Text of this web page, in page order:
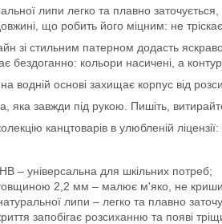
липи легко та плавно
що робить його міцним: не
зі стильним патерном додасть
бездоганно: кольори насичені, а
водній основі захищає корпус від
яка завжди під рукою. Пишіть,
канцтоварів в улюбленій
HB – універсальна для шкільних потреб;
2,2 мм – малює м'яко, не
липи – легко та плавно
запобігає розсиханню та появі